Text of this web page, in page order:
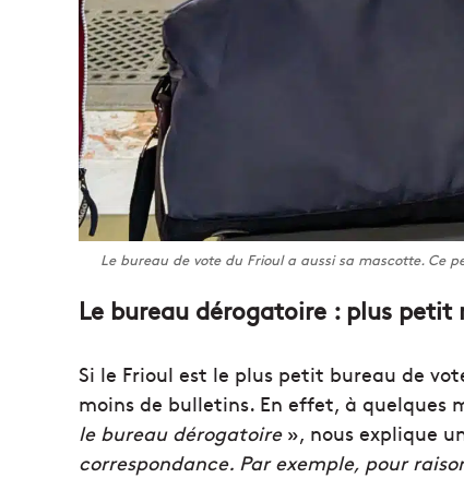
Le bureau de vote du Frioul a aussi sa mascotte. Ce
Le bureau dérogatoire : plus
Si le Frioul est le plus petit bureau de
moins de bulletins. En effet, à quelques
le bureau dérogatoire», nous explique
correspondance. Par exemple, pour